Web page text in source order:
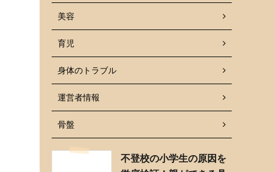
美容
育児
身体のトラブル
運営者情報
骨盤
不登校の小学生の原因を